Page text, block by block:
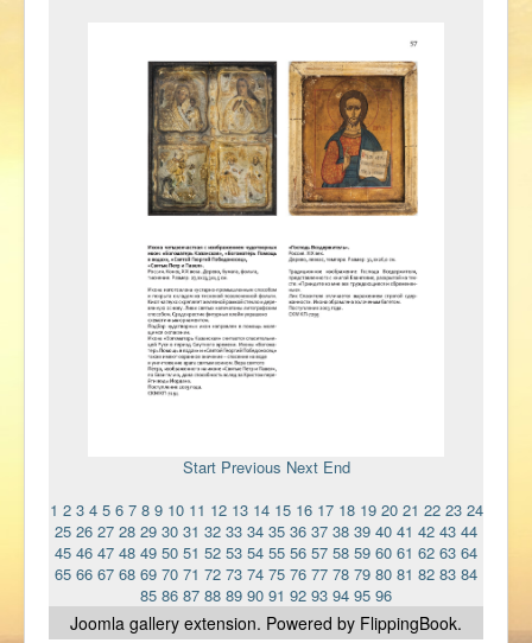
Start Previous Next End
1 2 3 4 5 6 7 8 9 10 11 12 13 14 15 16 17 18 19 20 21 22 23 24
25 26 27 28 29 30 31 32 33 34 35 36 37 38 39 40 41 42 43 44
45 46 47 48 49 50 51 52 53 54 55 56 57 58 59 60 61 62 63 64
65 66 67 68 69 70 71 72 73 74 75 76 77 78 79 80 81 82 83 84
85 86 87 88 89 90 91 92 93 94 95 96
Joomla gallery extension. Powered by FlippingBook.